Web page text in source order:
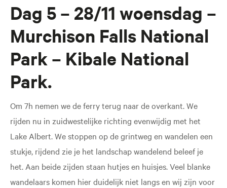
Dag 5 – 28/11 woensdag –
Murchison Falls National
Park – Kibale National
Park.
Om 7h nemen we de ferry terug naar de overkant. We
rijden nu in zuidwestelijke richting evenwijdig met het
Lake Albert. We stoppen op de grintweg en wandelen een
stukje, rijdend zie je het landschap wandelend beleef je
het. Aan beide zijden staan hutjes en huisjes. Veel blanke
wandelaars komen hier duidelijk niet langs en wij zijn voor